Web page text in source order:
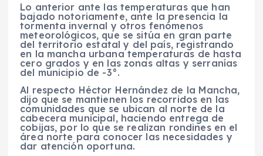
Lo anterior ante las temperaturas que han
bajado notoriamente, ante la presencia la
tormenta invernal y otros fenómenos
meteorológicos, que se sitúa en gran parte
del territorio estatal y del país, registrando
en la mancha urbana temperaturas de hasta
cero grados y en las zonas altas y serranías
del municipio de -3°.
Al respecto Héctor Hernández de la Mancha,
dijo que se mantienen los recorridos en las
comunidades que se ubican al norte de la
cabecera municipal, haciendo entrega de
cobijas, por lo que se realizan rondines en el
área norte para conocer las necesidades y
dar atención oportuna.